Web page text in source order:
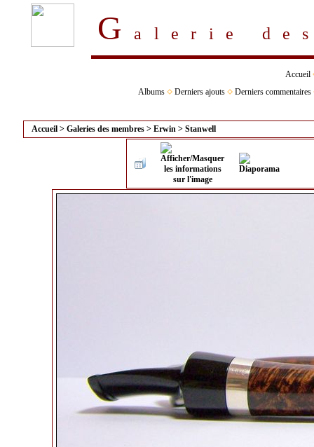
Galerie
Accueil
Albums
Derniers ajouts Derniers commentaires
Accueil > Galeries des membres > Erwin > Stanwell